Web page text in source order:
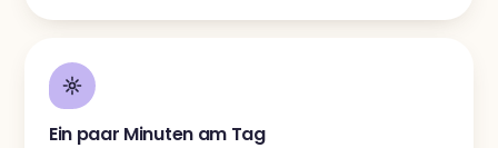
Ein paar Minuten am Tag